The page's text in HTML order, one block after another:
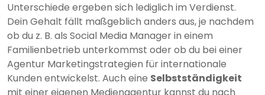
Unterschiede ergeben sich lediglich im Verdienst.
Dein Gehalt fällt maßgeblich anders aus, je nachdem
ob du z. B. als Social Media Manager in einem
Familienbetrieb unterkommst oder ob du bei einer
Agentur Marketingstrategien für internationale
Kunden entwickelst. Auch eine Selbstständigkeit